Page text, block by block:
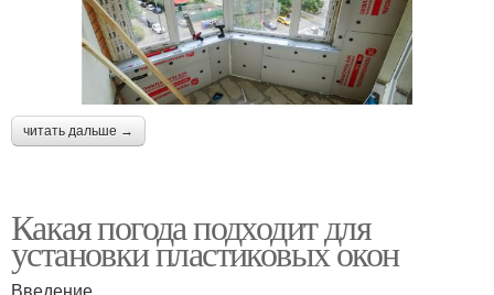
читать дальше →
Какая погода подходит для
установки пластиковых окон
Введение